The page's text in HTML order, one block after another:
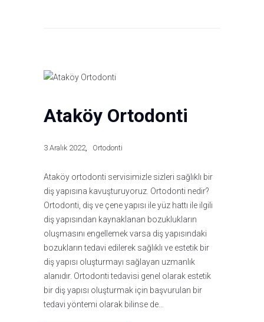
Ataköy Ortodonti
3 Aralık 2022 Ortodonti
Ataköy ortodonti servisimizle sizleri sağlıklı bir
diş yapısına kavuşturuyoruz. Ortodonti nedir?
Ortodonti, diş ve çene yapısı ile yüz hattı ile ilgili
diş yapısından kaynaklanan bozuklukların
oluşmasını engellemek varsa diş yapısındaki
bozukların tedavi edilerek sağlıklı ve estetik bir
diş yapısı oluşturmayı sağlayan uzmanlık
alanıdır. Ortodonti tedavisi genel olarak estetik
bir diş yapısı oluşturmak için başvurulan bir
tedavi yöntemi olarak bilinse de…